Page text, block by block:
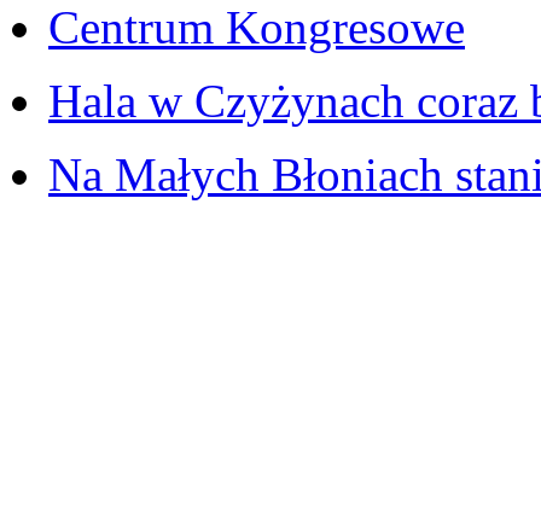
Centrum Kongresowe
Hala w Czyżynach coraz
Na Małych Błoniach